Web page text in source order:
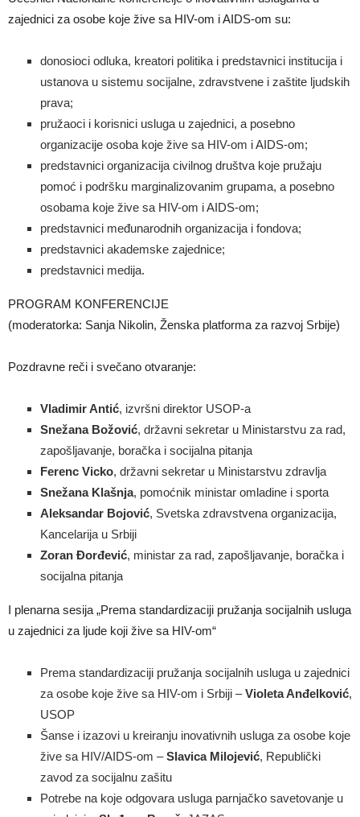
zajednici za osobe koje žive sa HIV-om i AIDS-om su:
donosioci odluka, kreatori politika i predstavnici institucija i
ustanova u sistemu socijalne, zdravstvene i zaštite ljudskih
prava;
pružaoci i korisnici usluga u zajednici, a posebno
organizacije osoba koje žive sa HIV-om i AIDS-om;
predstavnici organizacija civilnog društva koje pružaju
pomoć i podršku marginalizovanim grupama, a posebno
osobama koje žive sa HIV-om i AIDS-om;
predstavnici međunarodnih organizacija i fondova;
predstavnici akademske zajednice;
predstavnici medija.
PROGRAM KONFERENCIJE
(moderatorka: Sanja Nikolin, Ženska platforma za razvoj Srbije)
Pozdravne reči i svečano otvaranje:
Vladimir Antić, izvršni direktor USOP-a
Snežana Božović, državni sekretar u Ministarstvu za rad,
zapošljavanje, boračka i socijalna pitanja
Ferenc Vicko, državni sekretar u Ministarstvu zdravlja
Snežana Klašnja, pomoćnik ministar omladine i sporta
Aleksandar Bojović, Svetska zdravstvena organizacija,
Kancelarija u Srbiji
Zoran Đorđević, ministar za rad, zapošljavanje, boračka i
socijalna pitanja
I plenarna sesija „Prema standardizaciji pružanja socijalnih usluga
u zajednici za ljude koji žive sa HIV-om“
Prema standardizaciji pružanja socijalnih usluga u zajednici
za osobe koje žive sa HIV-om i Srbiji –Violeta Anđelković,
USOP
Šanse i izazovi u kreiranju inovativnih usluga za osobe koje
žive sa HIV/AIDS-om –Slavica Milojević, Republički
zavod za socijalnu zašitu
Potrebe na koje odgovara usluga parnjačko savetovanje u